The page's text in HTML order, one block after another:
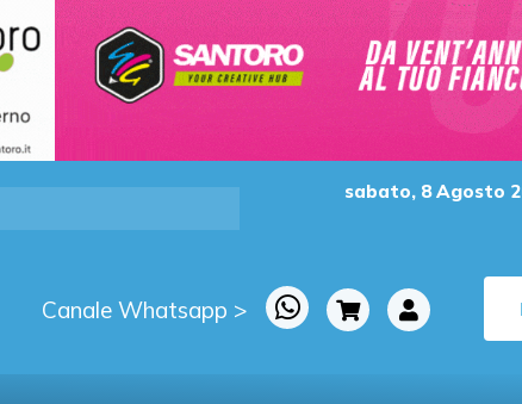
sabato, 8 Agosto
Canale Whatsapp >